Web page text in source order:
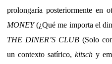
prolongaría posteriormente en
MONEY(¿Qué me importa el
THE DINER’S CLUB (Solo
un contexto satírico, kitsch y